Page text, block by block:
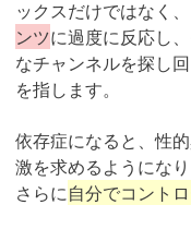
ックスだけではなく
ンツに過度に反応し
なチャンネルを探し
を指します。
依存症になると、性
激を求めるようになり
さらに自分でコント